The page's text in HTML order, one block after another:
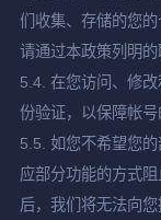
们收集、存储的您的
请通过本政策列明的
5.4. 在您访问、修
份验证，以保障帐号
5.5. 如您不希望您
应部分功能的方式
后，我们将无法向